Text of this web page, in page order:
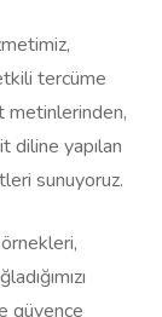
tercüme
metinlerinden,
diline yapılan
sunuyoruz.
güvence